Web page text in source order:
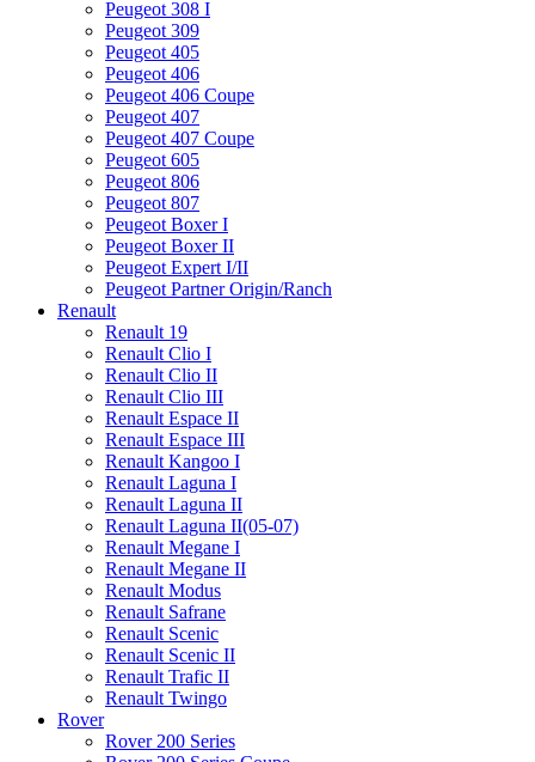
Peugeot 308 I
Peugeot 309
Peugeot 405
Peugeot 406
Peugeot 406 Coupe
Peugeot 407
Peugeot 407 Coupe
Peugeot 605
Peugeot 806
Peugeot 807
Peugeot Boxer I
Peugeot Boxer II
Peugeot Expert I/II
Peugeot Partner Origin/Ranch
Renault
Renault 19
Renault Clio I
Renault Clio II
Renault Clio III
Renault Espace II
Renault Espace III
Renault Kangoo I
Renault Laguna I
Renault Laguna II
Renault Laguna II(05-07)
Renault Megane I
Renault Megane II
Renault Modus
Renault Safrane
Renault Scenic
Renault Scenic II
Renault Trafic II
Renault Twingo
Rover
Rover 200 Series